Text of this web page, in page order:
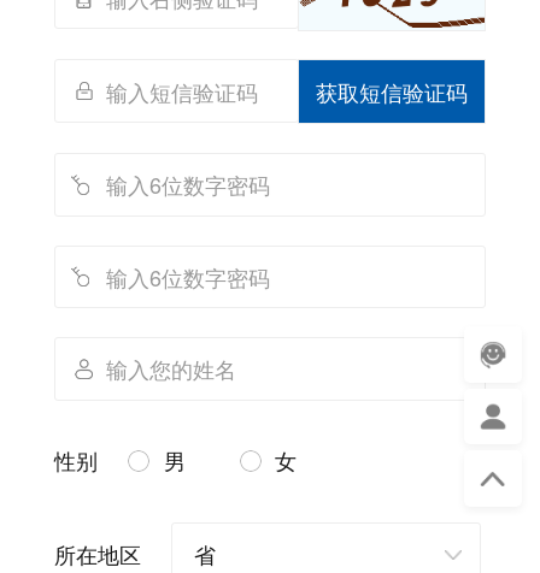
获取短信验证码
性别 男 女
所在地区